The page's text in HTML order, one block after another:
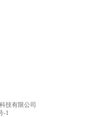
技有限公司
-1